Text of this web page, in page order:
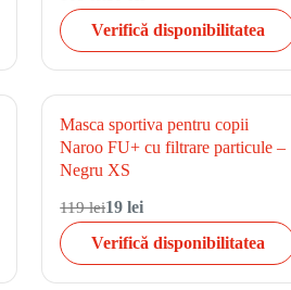
Verifică disponibilitatea
Masca sportiva pentru copii
Naroo FU+ cu filtrare particule –
Negru XS
119 lei19 lei
Verifică disponibilitatea